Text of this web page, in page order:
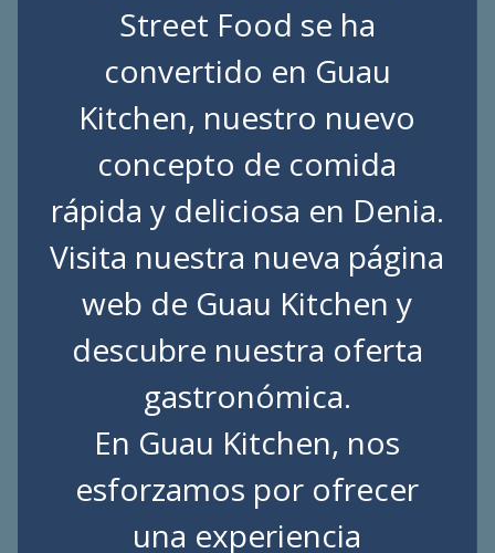
Street Food se ha
convertido en Guau
Kitchen, nuestro nuevo
concepto de comida
rápida y deliciosa en Denia.
Visita nuestra nueva página
web de Guau Kitchen y
descubre nuestra oferta
gastronómica.
En Guau Kitchen, nos
esforzamos por ofrecer
una experiencia